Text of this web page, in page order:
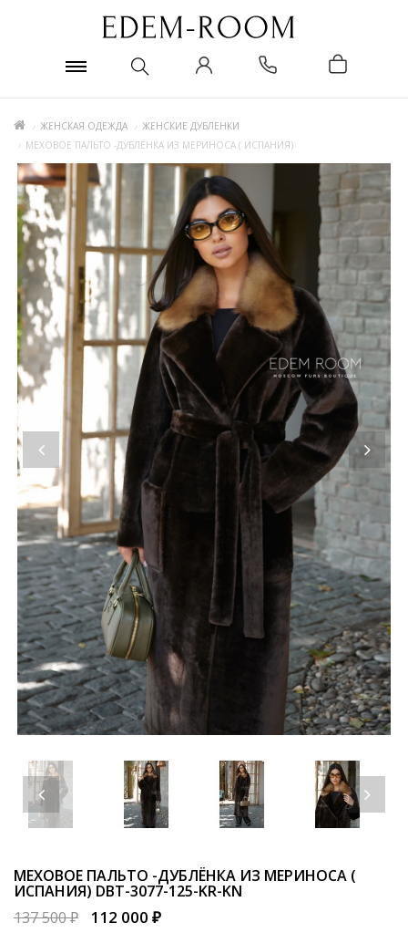
ЖЕНСКАЯ ОДЕЖДА
ЖЕНСКИЕ ДУБЛЕНКИ
МЕХОВОЕ ПАЛЬТО -ДУБЛЁНКА ИЗ МЕРИНОСА ( ИСПАНИЯ)
МЕХОВОЕ ПАЛЬТО -ДУБЛЁНКА ИЗ МЕРИНОСА (
ИСПАНИЯ) DBT-3077-125-KR-KN
137 500 ₽
112 000 ₽